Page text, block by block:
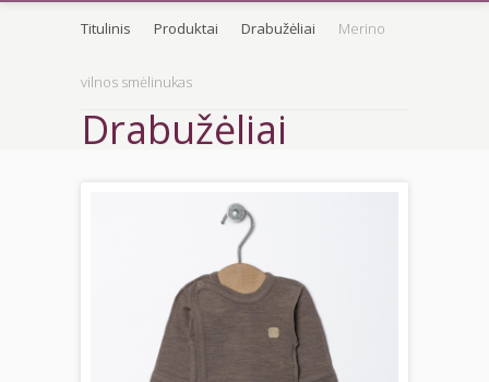
Titulinis Produktai Drabužėliai Merino
vilnos smėlinukas
Drabužėliai